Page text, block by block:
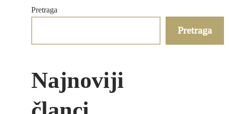
Pretraga
Pretraga
Najnoviji